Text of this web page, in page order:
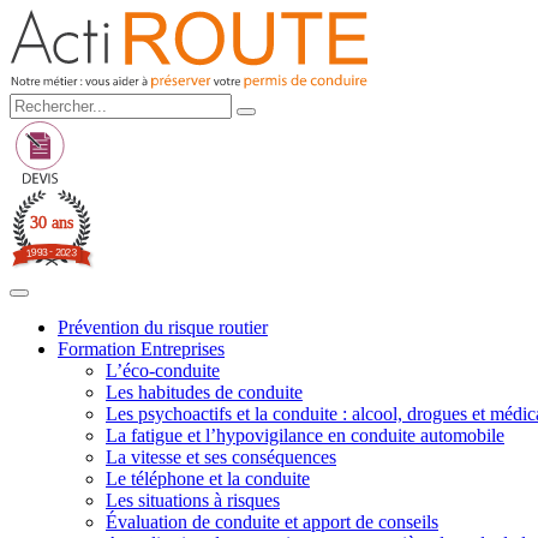
1993-2023
30 ans
Prévention du risque routier
Formation Entreprises
L’éco-conduite
Les habitudes de conduite
Les psychoactifs et la conduite : alcool, drogues et
La fatigue et l’hypovigilance en conduite automobile
La vitesse et ses conséquences
Le téléphone et la conduite
Les situations à risques
Évaluation de conduite et apport de conseils